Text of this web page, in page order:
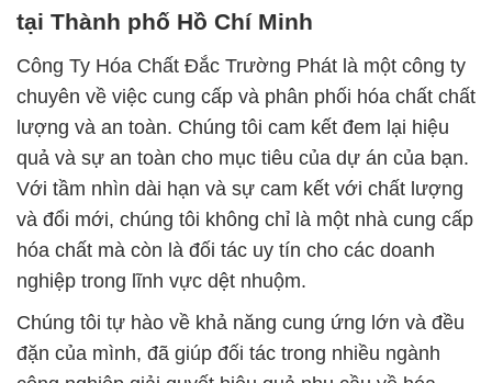
tại Thành phố Hồ Chí Minh
Công Ty Hóa Chất Đắc Trường Phát là một công ty
chuyên về việc cung cấp và phân phối hóa chất chất
lượng và an toàn. Chúng tôi cam kết đem lại hiệu
quả và sự an toàn cho mục tiêu của dự án của bạn.
Với tầm nhìn dài hạn và sự cam kết với chất lượng
và đổi mới, chúng tôi không chỉ là một nhà cung cấp
hóa chất mà còn là đối tác uy tín cho các doanh
nghiệp trong lĩnh vực dệt nhuộm.
Chúng tôi tự hào về khả năng cung ứng lớn và đều
đặn của mình, đã giúp đối tác trong nhiều ngành